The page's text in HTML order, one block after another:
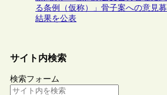
る条例（仮称）」骨子案への意見
結果を公表
サイト内検索
検索フォーム